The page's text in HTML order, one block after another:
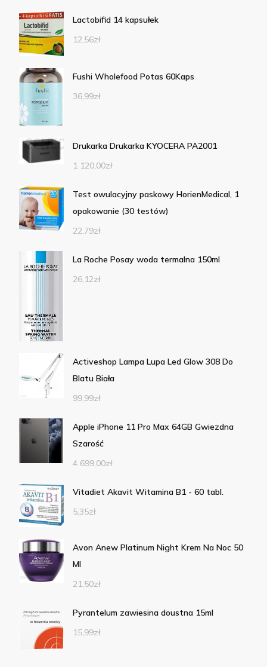
Lactobifid 14 kapsułek
12,56zł
Fushi Wholefood Potas 60Kaps
36,99zł
Drukarka Drukarka KYOCERA PA2001
1 120,00zł
Test owulacyjny paskowy HorienMedical, 1
opakowanie (30 testów)
22,79zł
La Roche Posay woda termalna 150ml
26,12zł
Activeshop Lampa Lupa Led Glow 308 Do
Blatu Biała
99,99zł
Apple iPhone 11 Pro Max 64GB Gwiezdna
Szarość
4 699,00zł
Vitadiet Akavit Witamina B1 - 60 tabl.
5,35zł
Avon Anew Platinum Night Krem Na Noc 50
Ml
21,50zł
Pyrantelum zawiesina doustna 15ml
15,99zł